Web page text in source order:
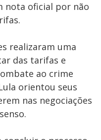
nota oficial por não
realizaram uma
das tarifas e
ao crime
orientou seus
nas negociações